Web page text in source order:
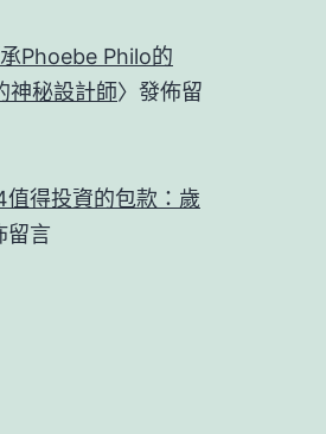
Phoebe Philo的
神秘設計師〉發佈留
得投資的包款：歲
留言